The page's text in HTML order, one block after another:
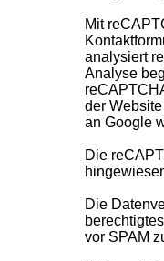
Mit
analysiert
Analyse
der
an Google
Die
Die
vor SPAM